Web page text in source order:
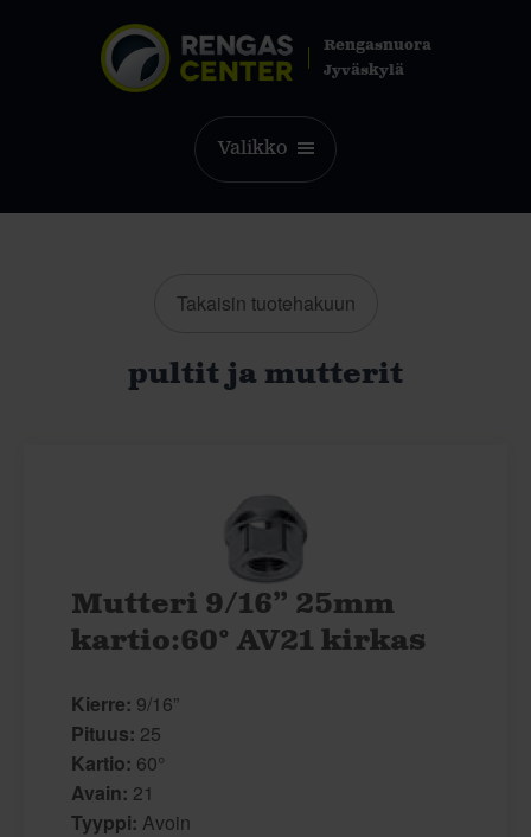
Rengasnuora
Jyväskylä
Valikko
Takaisin tuotehakuun
pultit ja mutterit
Mutteri 9/16” 25mm
kartio:60° AV21 kirkas
Kierre: 9/16”
Pituus: 25
Kartio: 60°
Avain: 21
Tyyppi: Avoin